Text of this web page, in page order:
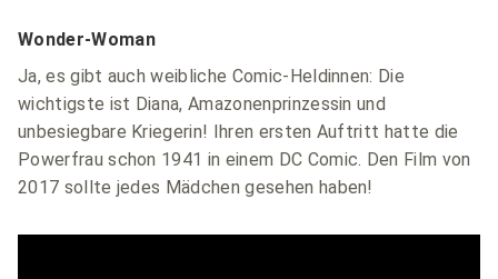
Wonder-Woman
Ja, es gibt auch weibliche Comic-Heldinnen: Die
wichtigste ist Diana, Amazonenprinzessin und
unbesiegbare Kriegerin! Ihren ersten Auftritt hatte die
Powerfrau schon 1941 in einem DC Comic. Den Film von
2017 sollte jedes Mädchen gesehen haben!